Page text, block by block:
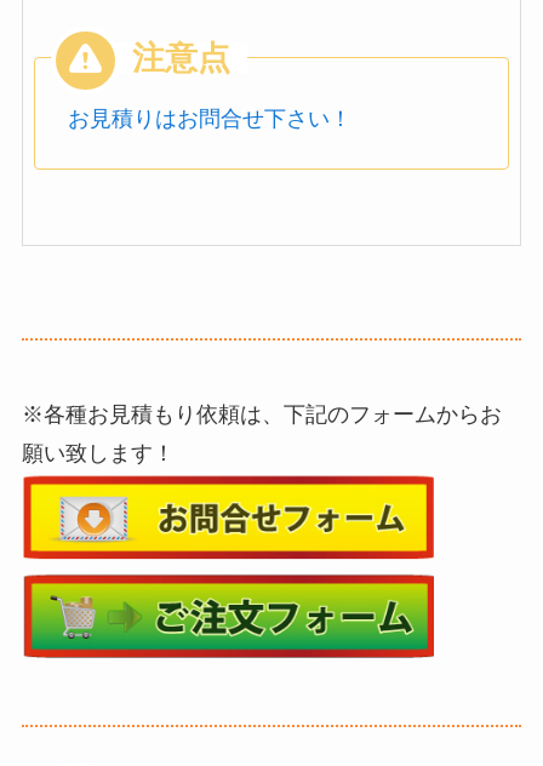
お見積りはお問合せ下さい！
※各種お見積もり依頼は、下記のフォームからお
願い致します！